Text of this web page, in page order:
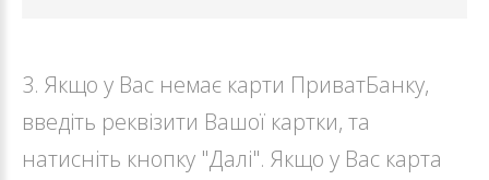
3. Якщо у Вас немає карти ПриватБанку,
введіть реквізити Вашої картки, та
натисніть кнопку "Далі". Якщо у Вас карта